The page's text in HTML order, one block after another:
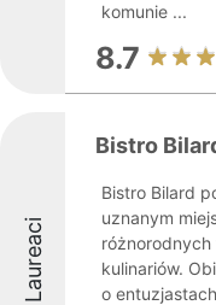
komunie ...
8.7
Laureaci
Bistro
Bistro Bilard
uznanym
kulinariów.
o